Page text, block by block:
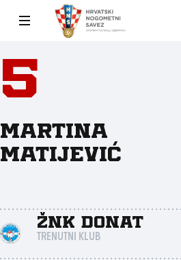
5
Martina
Matijević
ŽNK Donat
TRENUTNI KLUB